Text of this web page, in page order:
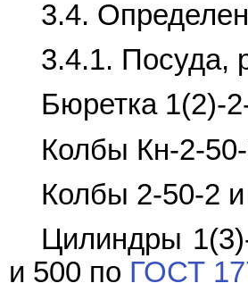
3.4.
3.4.1. Посуда,
Бюретка 1(2)-
Колбы Кн-2-
Колбы 2-50-2
Цилиндры
и 500 по ГОСТ